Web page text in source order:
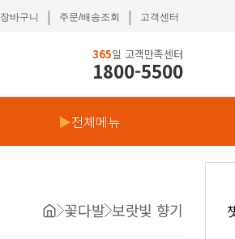
장바구니 | 주문/배송조회 | 고객센터
365일 고객만족센터
1800-5500
▶전체메뉴
꽃다발 보랏빛 향기